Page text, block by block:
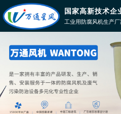
国家高新技术企
工业用防腐风机生产厂